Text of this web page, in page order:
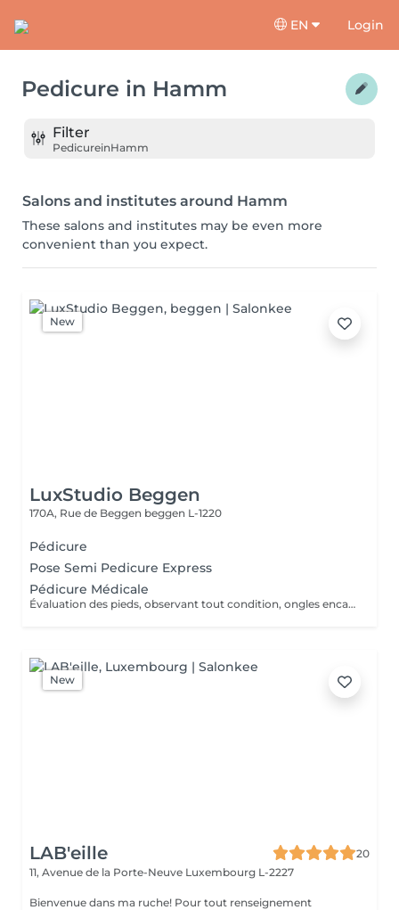
EN Login
Pedicure in Hamm
Filter
PedicureinHamm
Salons and institutes around Hamm
These salons and institutes may be even more
convenient than you expect.
New
LuxStudio Beggen
170A, Rue de Beggen beggen L-1220
Pédicure
Pose Semi Pedicure Express
Pédicure Médicale
Évaluation des pieds, observant tout condition, ongles encarnes, cour, callosités ! En cas de infections, champignons, micose ou les problèmes cotanés, recomandez une visite chez le podologue si necessaire. Desinfection des Pieds avec solution antiseptique. Retrait du Vernis Précédent avec un dissolvant pour nettoyer complètement les ongles des pieds. Coupez, desencarnes et Modelez les ongles avec une pance et lime, Pousses les Cuticules avec batone pour repousser doucement vers l'arrière et coupez les excès, Coupez avec bisturi les callosites si necessaire Traitement avec une rape pour eliminer les cellules mortes et les callosites, sans besoin d'immersion dans l'eau. Application d'un gommage supplementaire si necessaire. Hydratation Intense avec crème et les cuticules pour maintenir la peau douce, Appliquez une base transparent pour protéger les ongles. Attendez suffisamment de tempos pour sèc
New
LAB'eille
20
11, Avenue de la Porte-Neuve Luxembourg L-2227
Bienvenue dans ma ruche! Pour tout renseignement